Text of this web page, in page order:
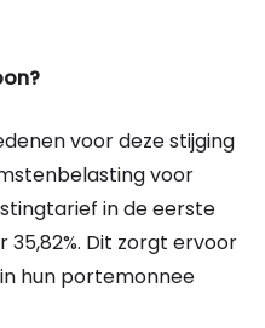
voor deze stijging
voor
in de eerste
35,82%. Dit zorgt ervoor
hun portemonnee